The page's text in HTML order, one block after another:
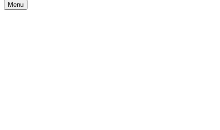
Menu